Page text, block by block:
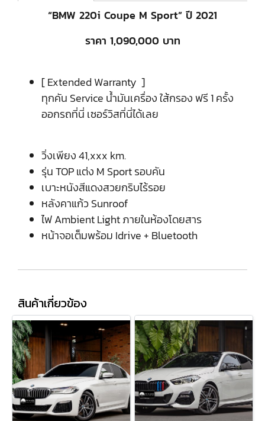
“BMW 220i Coupe M Sport” ปี 2021
ราคา 1,090,000 บาท
[ Extended Warranty ]
ทุกคัน Service น้ำมันเครื่อง ใส้กรอง ฟรี 1 ครั้ง
ออกรถที่นี่ เซอร์วิสที่นี่ได้เลย
วิ่งเพียง 41,xxx km.
รุ่น TOP แต่ง M Sport รอบคัน
เบาะหนังสีแดงสวยกริบไร้รอย
หลังคาแก้ว Sunroof
ไฟ Ambient Light ภายในห้องโดยสาร
หน้าจอเต็มพร้อม Idrive + Bluetooth
สินค้าเกี่ยวข้อง